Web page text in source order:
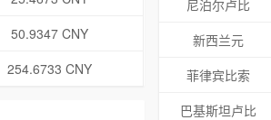
50.9347 CNY
254.6733 CNY
尼泊尔卢比
新西兰元
菲律宾比索
巴基斯坦卢比